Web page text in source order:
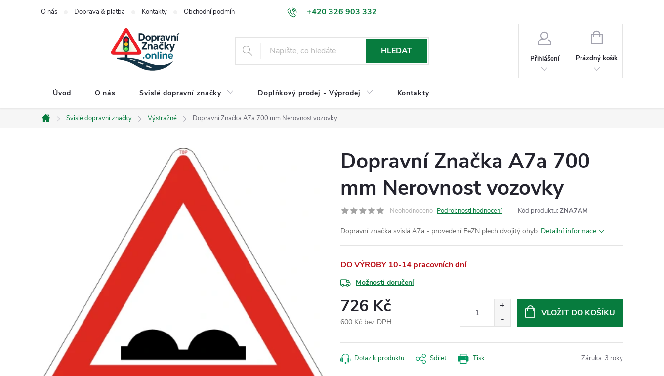
+420 326 903 332
O nás Doprava & platba Kontakty Obchodní podmínky Podmínky ochrany osobních údajů Jak nakupovat
HLEDAT
Přihlášení
NÁKUPNÍ
Prázdný košík
Úvod O nás Svislé dopravní značky Doplňkový prodej - Výprodej Kontakty
Domů
Svislé dopravní značky Výstražné Dopravní Značka A7a 700 mm Nerovnost vozovky
Dopravní Značka A7a 700
mm Nerovnost vozovky
Neohodnoceno Podrobnosti hodnocení Kód produktu: ZNA7AM
Dopravní značka svislá A7a - provedení FeZN plech dvojitý ohyb. Detailní informace
DO VÝROBY 10-14 pracovních dní
Možnosti doručení
726 Kč
600 Kč bez DPH
cena:
VLOŽIT DO KOŠÍKU
Tisk
Dotaz k produktu Sdílet Záruka: 3 roky